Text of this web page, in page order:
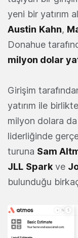
yeni bir yatırım
Austin Kahn,
Donahue
milyon dolar
Girişim
yatırım ile
milyon dolara da
liderliğinde
turuna Sam
JLL Spark ve
bulunduğu